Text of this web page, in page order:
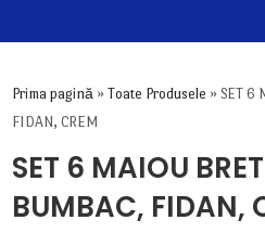
Prima pagină » Toate Produsele » SET 6
FIDAN, CREM
SET 6 MAIOU
BUMBAC, FIDAN,